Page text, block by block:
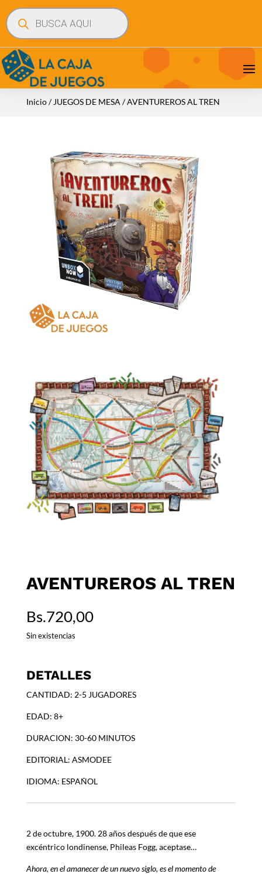
Búsqueda
de
productos
Inicio/ JUEGOS DE MESA / AVENTUREROS AL TREN
AVENTUREROS AL TREN
Bs.720,00
Sin existencias
DETALLES
CANTIDAD: 2-5 JUGADORES
EDAD: 8+
DURACION: 30-60 MINUTOS
EDITORIAL: ASMODEE
IDIOMA: ESPAÑOL
2 de octubre, 1900. 28 años después de que ese
excéntrico londinense, Phileas Fogg, aceptase…
Ahora, en el amanecer de un nuevo siglo, es el momento de